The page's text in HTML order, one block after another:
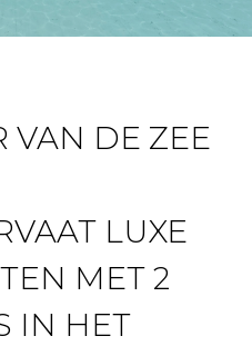
VAN DE ZEE
LUXE
MET 2
IN HET